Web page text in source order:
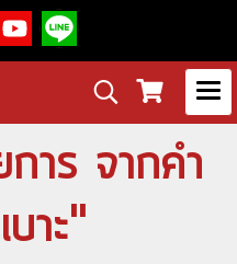
าร จากคำ
าะ"